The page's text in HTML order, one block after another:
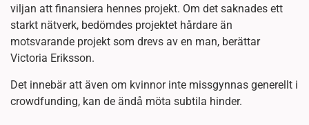
viljan att finansiera hennes projekt. Om det saknades ett
starkt nätverk, bedömdes projektet hårdare än
motsvarande projekt som drevs av en man, berättar
Victoria Eriksson.
Det innebär att även om kvinnor inte missgynnas generellt i
crowdfunding, kan de ändå möta subtila hinder.